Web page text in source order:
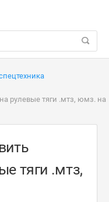
рулевые тяги .мтз, юмз. на
тяги .мтз,